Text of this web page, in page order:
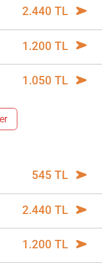
2.440 TL
1.200 TL
1.050 TL
545 TL
2.440 TL
1.200 TL